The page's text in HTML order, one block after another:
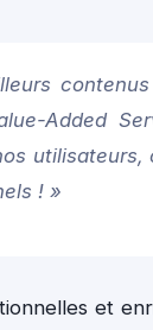
Added
! »
et